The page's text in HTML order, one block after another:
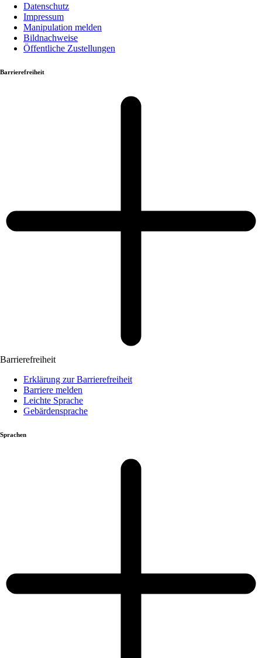
Datenschutz
Impressum
Manipulation melden
Bildnachweise
Öffentliche Zustellungen
Barrierefreiheit
Barrierefreiheit
Erklärung zur Barrierefreiheit
Barriere melden
Leichte Sprache
Gebärdensprache
Sprachen